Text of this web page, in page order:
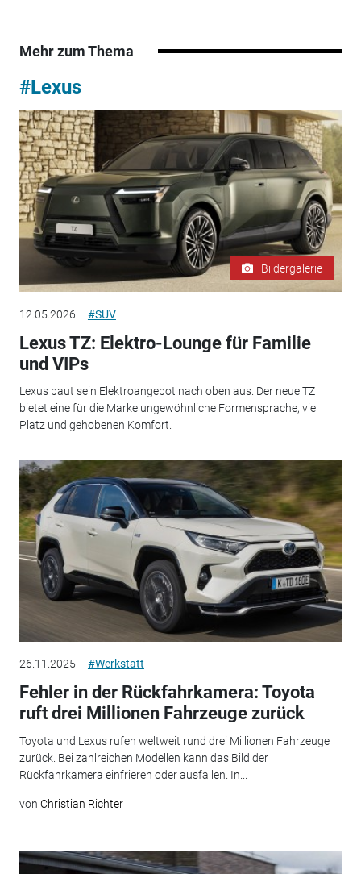
Mehr zum Thema
#Lexus
Bildergalerie
12.05.2026 #SUV
Lexus TZ: Elektro-Lounge für Familie
und VIPs
Lexus baut sein Elektroangebot nach oben aus. Der neue TZ
bietet eine für die Marke ungewöhnliche Formensprache, viel
Platz und gehobenen Komfort.
26.11.2025 #Werkstatt
Fehler in der Rückfahrkamera: Toyota
ruft drei Millionen Fahrzeuge zurück
Toyota und Lexus rufen weltweit rund drei Millionen Fahrzeuge
zurück. Bei zahlreichen Modellen kann das Bild der
Rückfahrkamera einfrieren oder ausfallen. In...
von Christian Richter